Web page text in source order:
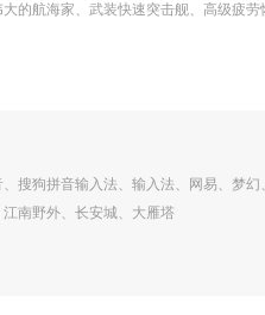
的航海家、武装快速突击舰、高级疲
搜狗拼音输入法、输入法、网易、梦
南野外、长安城、大雁塔